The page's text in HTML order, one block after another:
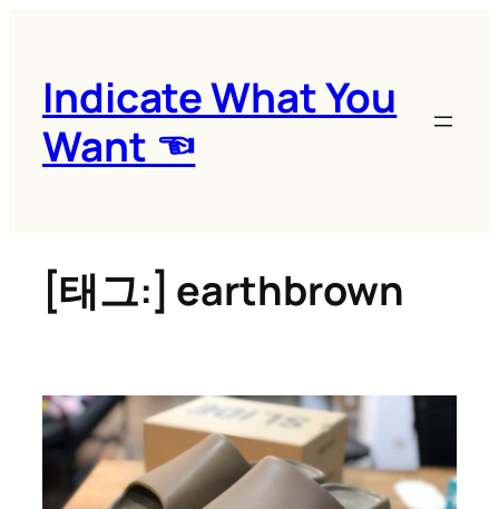
Indicate What You
Want ☜
[태그:] earthbrown